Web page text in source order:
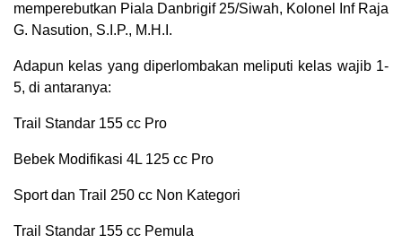
memperebutkan Piala Danbrigif 25/Siwah, Kolonel Inf Raja
G. Nasution, S.I.P., M.H.I.
Adapun kelas yang diperlombakan meliputi kelas wajib 1-
5, di antaranya:
Trail Standar 155 cc Pro
Bebek Modifikasi 4L 125 cc Pro
Sport dan Trail 250 cc Non Kategori
Trail Standar 155 cc Pemula